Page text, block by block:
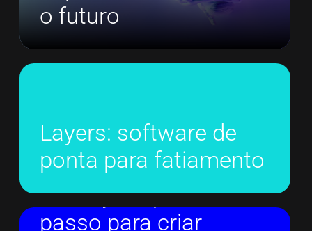
o futuro
Layers: software de
ponta para fatiamento
Instruções passo a
passo para criar